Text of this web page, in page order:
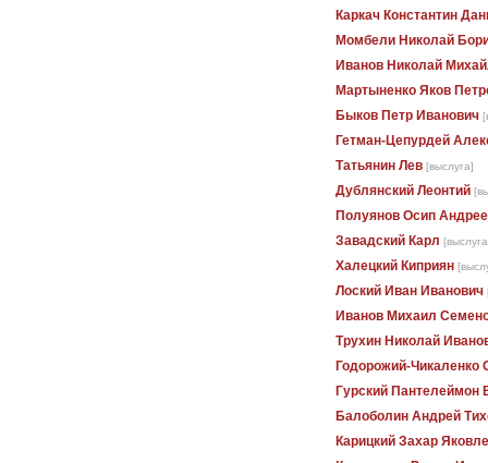
Каркач Константин
Момбели Николай
Иванов Николай
Мартыненко Яков
Быков Петр Иванович
Гетман-Цепурдей
Татьянин Лев [выслуга]
Дублянский Леонтий
Полуянов Осип
Завадский Карл
Халецкий Киприян
Лоский Иван Иванович
Иванов Михаил
Трухин Николай
Годорожий-Чикаленко
Гурский Пантелеймон
Балоболин Андрей
Карицкий Захар